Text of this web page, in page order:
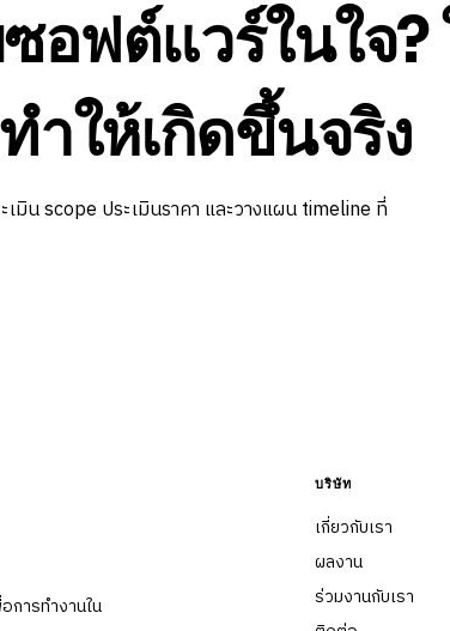
อฟต์แวร์ในใจ?
ำให้เกิดขึ้นจริง
มิน scope ประเมินราคา และวางแผน timeline ที่
ารทำงานใน
บริษัท
เกี่ยวกับเรา
ผลงาน
ร่วมงานกับเรา